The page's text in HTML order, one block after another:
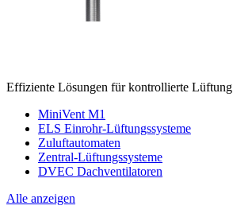
Effiziente Lösungen für kontrollierte Lüftung
MiniVent M1
ELS Einrohr-Lüftungssysteme
Zuluftautomaten
Zentral-Lüftungssysteme
DVEC Dachventilatoren
Alle anzeigen